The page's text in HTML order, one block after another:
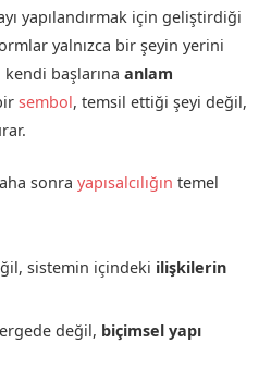
yapılandırmak için geliştirdiği
yalnızca bir şeyin yerini
başlarına anlam
sembol, temsil ettiği şeyi değil,
sonra yapısalcılığın temel
sistemin içindeki ilişkilerin
değil, biçimsel yapı